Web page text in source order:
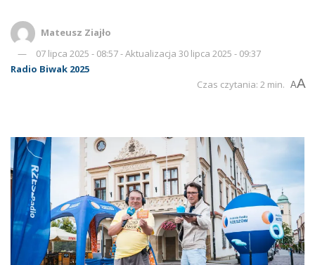
Mateusz Ziajło
07 lipca 2025 - 08:57 - Aktualizacja 30 lipca 2025 - 09:37
Radio Biwak 2025
Czas czytania: 2 min. AA